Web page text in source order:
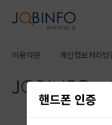
핸드폰 인증
이용약관 개인정보처리방